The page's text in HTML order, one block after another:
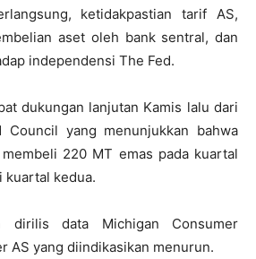
ketidakpastian tarif AS,
aset oleh bank sentral, dan
independensi The Fed.
dukungan lanjutan Kamis lalu dari
Council yang menunjukkan bahwa
220 MT emas pada kuartal
kuartal kedua.
dirilis data Michigan Consumer
AS yang diindikasikan menurun.